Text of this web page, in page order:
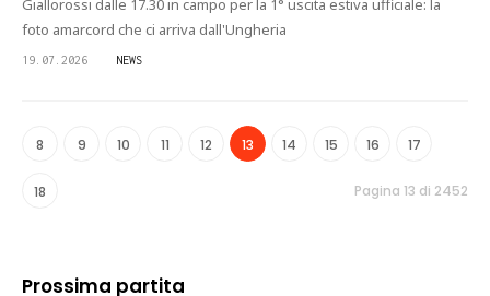
Giallorossi dalle 17.30 in campo per la 1° uscita estiva ufficiale: la
foto amarcord che ci arriva dall'Ungheria
19.07.2026 NEWS
8 9 10 11 12 13 14 15 16 17
18 Pagina 13 di 2452
Prossima partita